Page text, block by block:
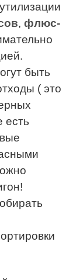
, флюс-
быть
( это
есть